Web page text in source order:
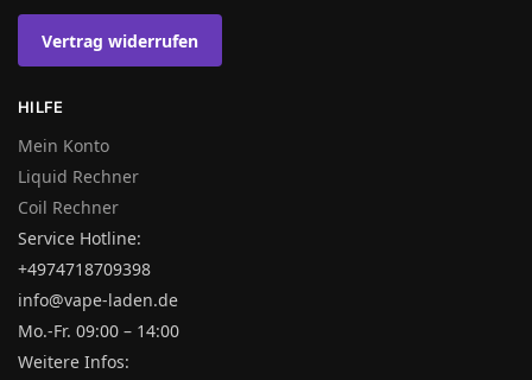
Vertrag widerrufen
HILFE
Mein Konto
Liquid Rechner
Coil Rechner
Service Hotline:
+4974718709398
info@vape-laden.de
Mo.-Fr. 09:00 – 14:00
Weitere Infos: